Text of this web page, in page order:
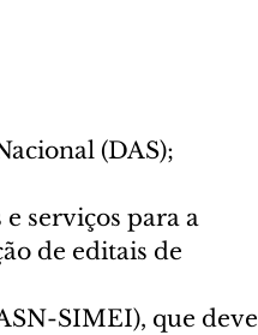
(DAS);
serviços para a
de editais de
SIMEI), que deve